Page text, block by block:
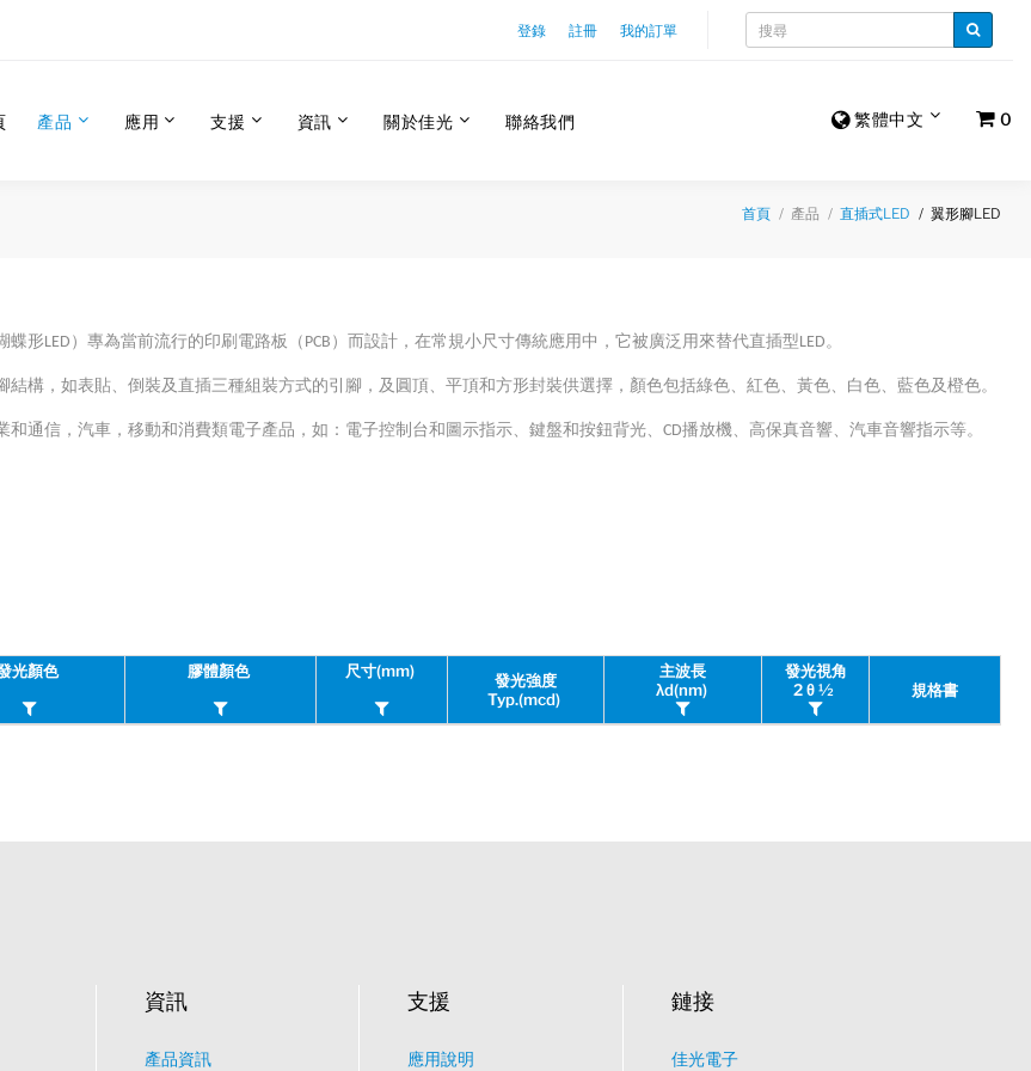
登錄 註冊 我的訂單
繁體中文 0
產品 應用 支援 資訊 關於佳光 聯絡我們
首頁 產品 直插式LED 翼形腳LED
蝶形LED）專為當前流行的印刷電路板（PCB）而設計，在常規小尺寸傳統應用中，它被廣泛用來替代直插型LED。
結構，如表貼、倒裝及直插三種組裝方式的引腳，及圓頂、平頂和方形封裝供選擇，顏色包括綠色、紅色、黃色、白色、藍色及橙色。
和通信，汽車，移動和消費類電子產品，如：電子控制台和圖示指示、鍵盤和按鈕背光、CD播放機、高保真音響、汽車音響指示等。
光顏色 膠體顏色 尺寸(mm)
發光強度
Typ.(mcd)
主波長
λd(nm)
發光視角
2 θ ½
規格書
資訊
產品資訊
支援
應用說明
鏈接
佳光電子
陸希
What would you like to talk about?